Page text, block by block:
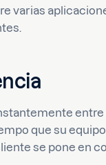
varias
que su
se pone en